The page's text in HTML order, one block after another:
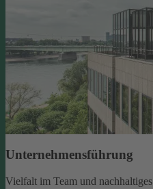
Unternehmensführung
Vielfalt im Team und